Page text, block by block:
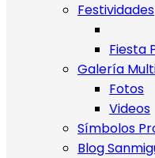
Festividades
Fiesta
Galería
Fotos
Videos
Símbolos
Blog